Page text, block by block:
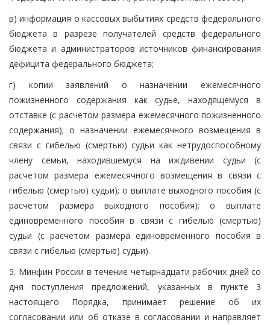
в) информация о кассовых выбытиях средств федерального
бюджета в разрезе получателей средств федерального
бюджета и администраторов источников финансирования
дефицита федерального бюджета;
г) копии заявлений о назначении ежемесячного
пожизненного содержания как судье, находящемуся в
отставке (с расчетом размера ежемесячного пожизненного
содержания); о назначении ежемесячного возмещения в
связи с гибелью (смертью) судьи как нетрудоспособному
члену семьи, находившемуся на иждивении судьи (с
расчетом размера ежемесячного возмещения в связи с
гибелью (смертью) судьи); о выплате выходного пособия (с
расчетом размера выходного пособия); о выплате
единовременного пособия в связи с гибелью (смертью)
судьи (с расчетом размера единовременного пособия в
связи с гибелью (смертью) судьи).
5. Минфин России в течение четырнадцати рабочих дней со
дня поступления предложений, указанных в пункте 3
настоящего Порядка, принимает решение об их
согласовании или об отказе в согласовании и направляет